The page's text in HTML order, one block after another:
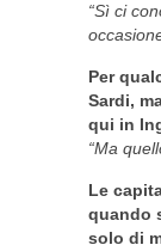
“Sì ci
Per
Sardi,
qui in
“Ma
Le
quando
solo di